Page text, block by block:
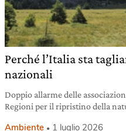
Perché l’Italia sta
nazionali
Doppio allarme delle
Regioni per il ripristino della
Ambiente 1 luglio 2026